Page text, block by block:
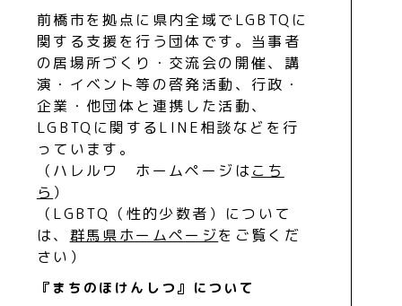
前橋市を拠点に県内全域でLGBTQに
関する支援を行う団体です。当事者
の居場所づくり・交流会の開催、講
演・イベント等の啓発活動、行政・
企業・他団体と連携した活動、
LGBTQに関するLINE相談などを行
っています。
（ハレルワ ホームページはこち
ら ）
（LGBTQ（性的少数者）について
は、 群馬県ホームページをご覧くだ
さい）
『まちのほけんしつ』について